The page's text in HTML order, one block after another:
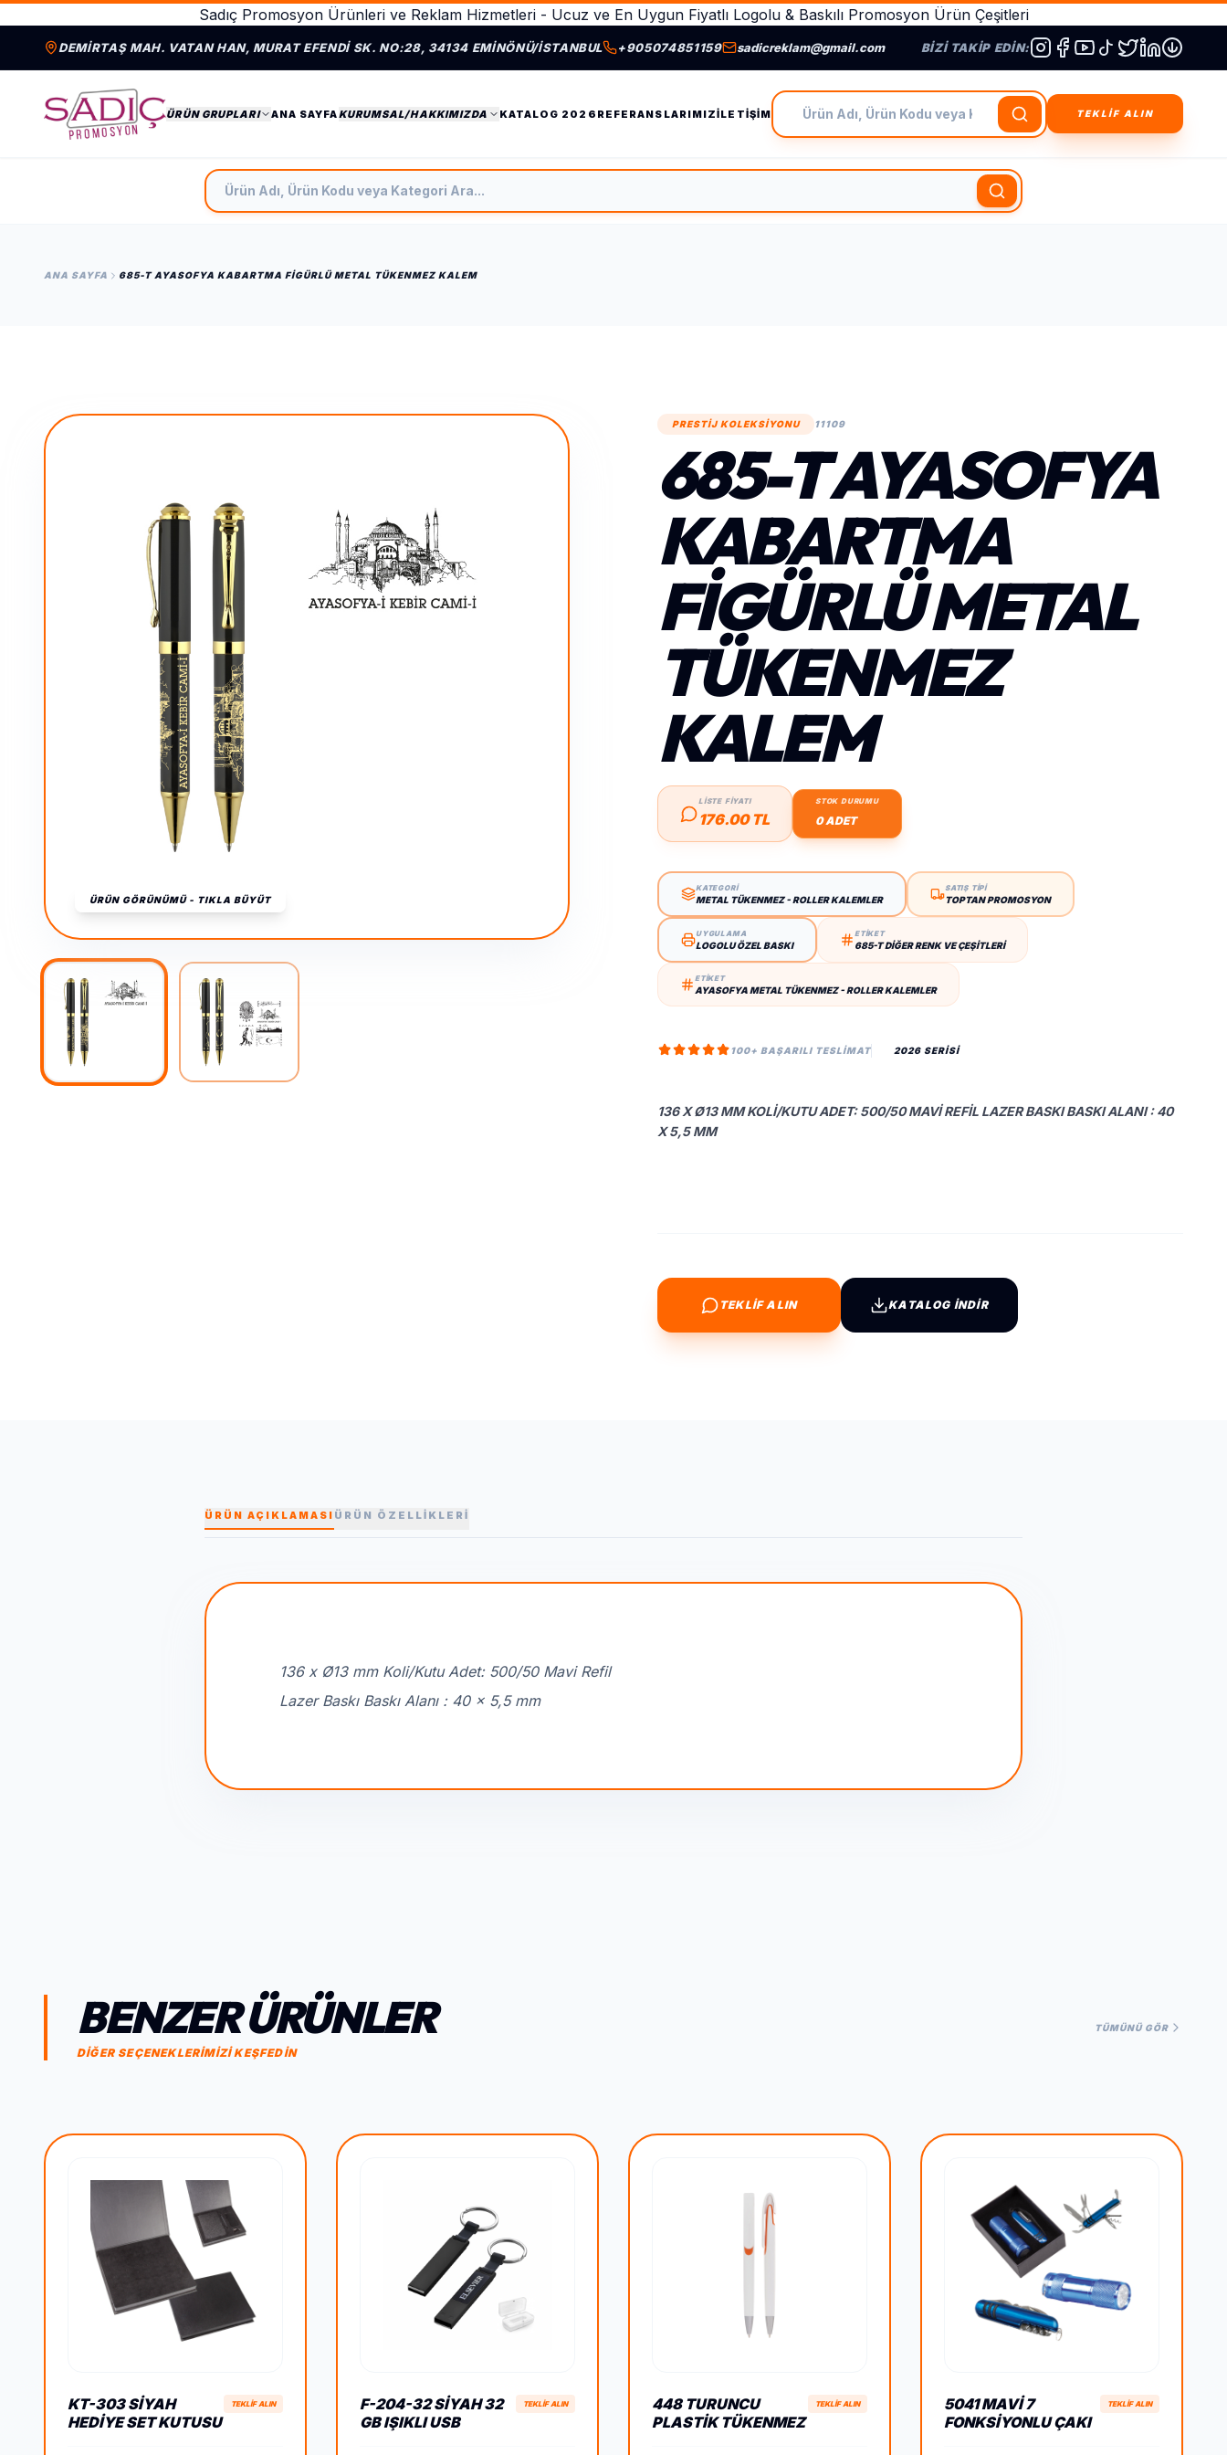
Sadıç Promosyon Ürünleri ve Reklam Hizmetleri - Ucuz ve En Uygun Fiyatlı Logolu & Baskılı Promosyon Ürün Çeşitleri
DEMIRTAŞ MAH. VATAN HAN, MURAT EFENDI SK. NO:28, 34134 EMINÖNÜ/İSTANBUL +905074851159 sadicreklam@gmail.com BIZI TAKIP EDIN:
ÜRÜN GRUPLARI ANA SAYFAKURUMSAL/HAKKIMIZDA KATALOG 2026 REFERANSLARIMIZİLETIŞIM
Ürün Adı, Ürün Kodu veya Kategori Ara
TEKLİF ALIN
Ürün Adı, Ürün Kodu veya Kategori Ara
ANA SAYFA 685-T AYASOFYA KABARTMA FIGÜRLÜ METAL TÜKENMEZ KALEM
ÜRÜN GÖRÜNÜMÜ - TIKLA BÜYÜT
PRESTİJ KOLEKSİYONU 11109
685-T AYASOFYA
KABARTMA
FIGÜRLÜ METAL
TÜKENMEZ
KALEM
LİSTE FİYATI
176.00 TL
STOK DURUMU
0 ADET
KATEGORİ
METAL TÜKENMEZ - ROLLER KALEMLER
SATIŞ TİPİ
TOPTAN PROMOSYON
UYGULAMA
LOGOLU ÖZEL BASKI
ETİKET
685-T DIĞER RENK VE ÇEŞITLERI
ETİKET
AYASOFYA METAL TÜKENMEZ - ROLLER KALEMLER
100+ BAŞARILI TESLIMAT 2026 SERİSİ
136 X Ø13 MM KOLI/KUTU ADET: 500/50 MAVI REFIL LAZER BASKI BASKI ALANI : 40
X 5,5 MM
TEKLİF ALIN KATALOG İNDİR
ÜRÜN AÇIKLAMASI ÜRÜN ÖZELLİKLERİ
136 x Ø13 mm Koli/Kutu Adet: 500/50 Mavi Refil
Lazer Baskı Baskı Alanı : 40 x 5,5 mm
BENZER ÜRÜNLER
DİĞER SEÇENEKLERİMİZİ KEŞFEDİN
TÜMÜNÜ GÖR
KT-303 SIYAH
HEDIYE SET KUTUSU
TEKLİF ALIN
F-204-32 SIYAH 32
GB IŞIKLI USB
TEKLİF ALIN
448 TURUNCU
PLASTIK TÜKENMEZ
TEKLİF ALIN
5041 MAVI 7
FONKSIYONLU ÇAKI
TEKLİF ALIN